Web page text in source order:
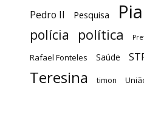
Pedro II Pesquisa
polícia política
Rafael Fonteles Saúde
Teresina timon